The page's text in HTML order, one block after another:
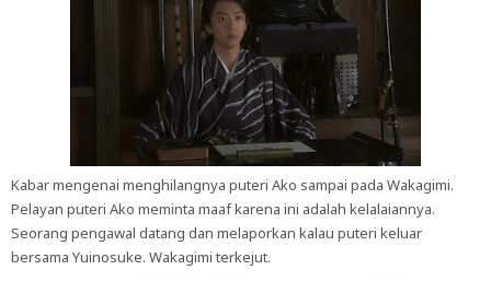
Kabar mengenai menghilangnya puteri Ako sampai pada Wakagimi.
Pelayan puteri Ako meminta maaf karena ini adalah kelalaiannya.
Seorang pengawal datang dan melaporkan kalau puteri keluar
bersama Yuinosuke. Wakagimi terkejut.